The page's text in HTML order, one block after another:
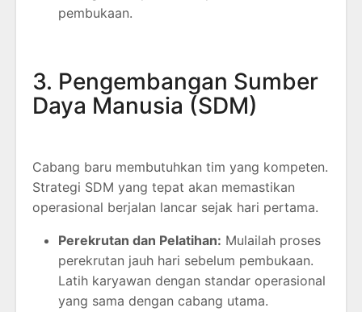
pembukaan.
3. Pengembangan Sumber
Daya Manusia (SDM)
Cabang baru membutuhkan tim yang kompeten.
Strategi SDM yang tepat akan memastikan
operasional berjalan lancar sejak hari pertama.
Perekrutan dan Pelatihan: Mulailah proses
perekrutan jauh hari sebelum pembukaan.
Latih karyawan dengan standar operasional
yang sama dengan cabang utama.